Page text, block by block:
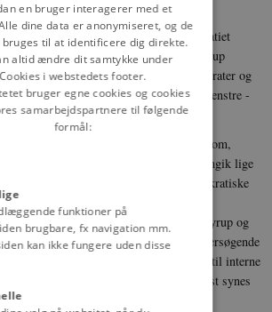
1992
evne til at sikre Socialdemokratiet
i 1992 et formandsopgør, hvor Poul Nyrup
fra fagbevægelsen, ledende socialdemokrater og
parlamentarisk støtte fra det Radikale Venstre -
partileder.
til at fremstå som et personopgør om,
sikre regeringsmagten, men opgøret angik lige
angående den rette socialdemokratiske
repræsenterede den klassiske
med fokus på fordelingspolitik, mens Nyrup og
Lykketoft, stod for en mere midtersøgende
ansvarlighed. Opgøret førte siden til interne
Auken- og Nyrup-støtter; sår som først synes
Smiths partiformandskab.
en bruger interagerer med et
dine data er anonymiseret, og de
bruges til at identificere dig direkte.
altid ændre dit samtykke under
Cookies i webstedets footer.
bruger egne cookies og cookies
samarbejdspartnere til følgende
formål:
funktioner på
brugbare, fx navigation mm.
kan ikke fungere uden disse